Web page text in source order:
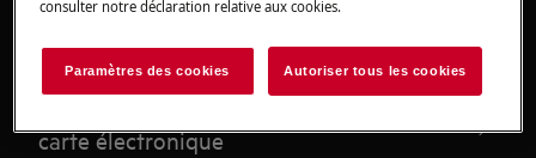
Machine à laver - Comment remplacer la
carte électronique
consulter notre déclaration relative aux cookies.
Paramètres des cookies Autoriser tous les cookies